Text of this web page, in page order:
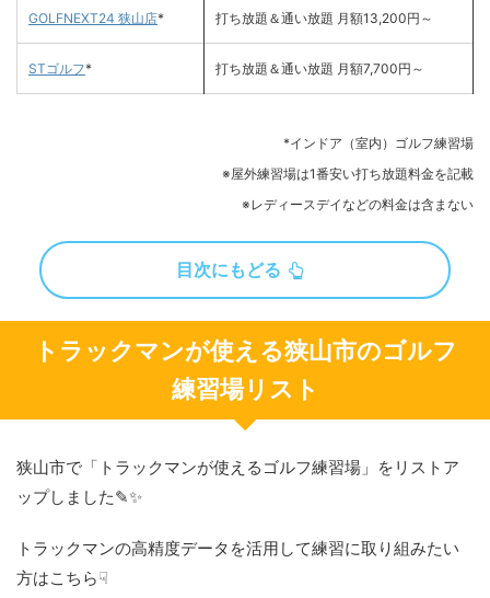
GOLFNEXT24 狭山店* 打ち放題＆通い放題 月額13,200円～
STゴルフ* 打ち放題＆通い放題 月額7,700円～
*インドア（室内）ゴルフ練習場
※屋外練習場は1番安い打ち放題料金を記載
※レディースデイなどの料金は含まない
目次にもどる
トラックマンが使える狭山市のゴルフ
練習場リスト
狭山市で「トラックマンが使えるゴルフ練習場」をリストア
ップしました✎✨
トラックマンの高精度データを活用して練習に取り組みたい
方はこちら☟